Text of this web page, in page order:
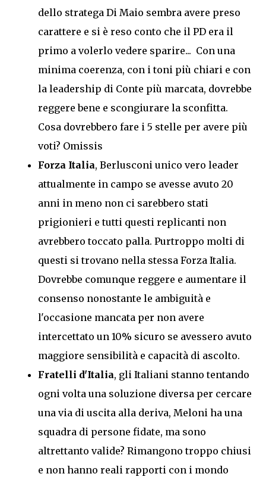
dello stratega Di Maio sembra avere preso
carattere e si è reso conto che il PD era il
primo a volerlo vedere sparire... Con una
minima coerenza, con i toni più chiari e con
la leadership di Conte più marcata, dovrebbe
reggere bene e scongiurare la sconfitta.
Cosa dovrebbero fare i 5 stelle per avere più
voti? Omissis
Forza Italia, Berlusconi unico vero leader
attualmente in campo se avesse avuto 20
anni in meno non ci sarebbero stati
prigionieri e tutti questi replicanti non
avrebbero toccato palla. Purtroppo molti di
questi si trovano nella stessa Forza Italia.
Dovrebbe comunque reggere e aumentare il
consenso nonostante le ambiguità e
l'occasione mancata per non avere
intercettato un 10% sicuro se avessero avuto
maggiore sensibilità e capacità di ascolto.
Fratelli d'Italia, gli Italiani stanno tentando
ogni volta una soluzione diversa per cercare
una via di uscita alla deriva, Meloni ha una
squadra di persone fidate, ma sono
altrettanto valide? Rimangono troppo chiusi
e non hanno reali rapporti con i mondo